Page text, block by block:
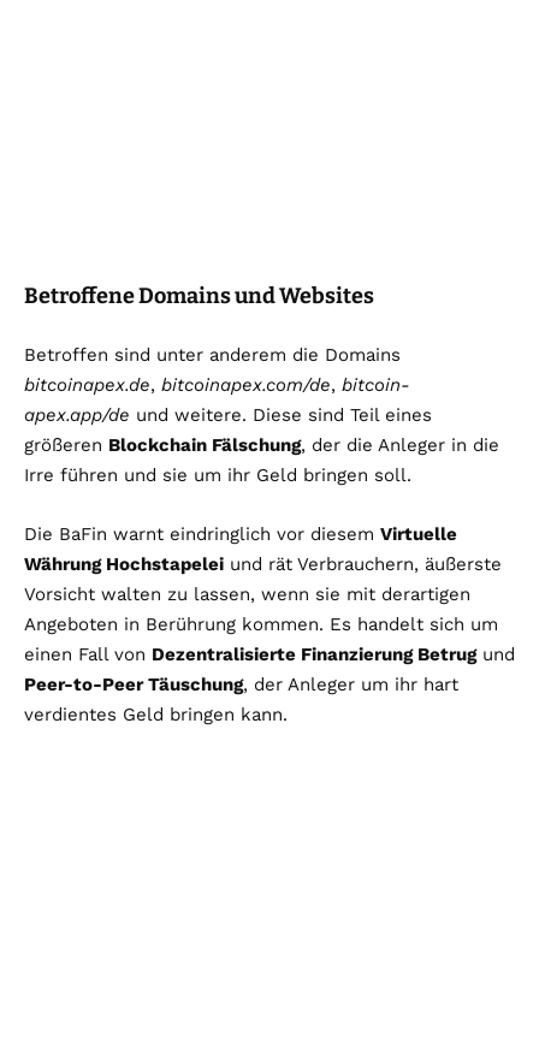
Betroffene Domains und Websites
Betroffen sind unter anderem die Domains
bitcoinapex.de, bitcoinapex.com/de, bitcoin-
apex.app/de und weitere. Diese sind Teil eines
größeren Blockchain Fälschung, der die Anleger in die
Irre führen und sie um ihr Geld bringen soll.
Die BaFin warnt eindringlich vor diesem Virtuelle
Währung Hochstapelei und rät Verbrauchern, äußerste
Vorsicht walten zu lassen, wenn sie mit derartigen
Angeboten in Berührung kommen. Es handelt sich um
einen Fall von Dezentralisierte Finanzierung Betrugund
Peer-to-Peer Täuschung, der Anleger um ihr hart
verdientes Geld bringen kann.